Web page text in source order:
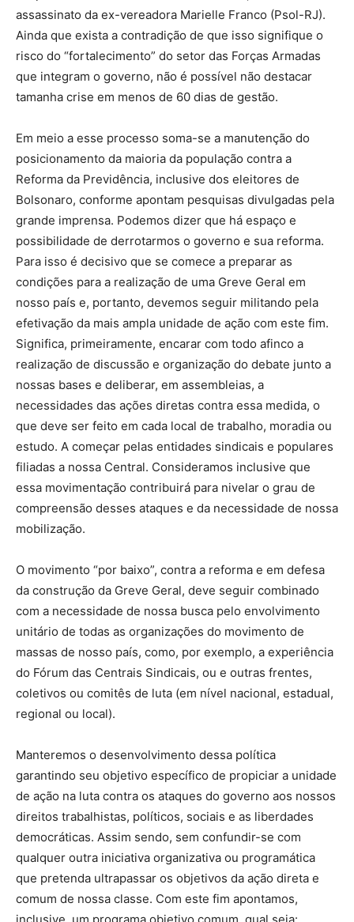
assassinato da ex-vereadora Marielle Franco (Psol-RJ).
Ainda que exista a contradição de que isso signifique o
risco do “fortalecimento” do setor das Forças Armadas
que integram o governo, não é possível não destacar
tamanha crise em menos de 60 dias de gestão.
Em meio a esse processo soma-se a manutenção do
posicionamento da maioria da população contra a
Reforma da Previdência, inclusive dos eleitores de
Bolsonaro, conforme apontam pesquisas divulgadas pela
grande imprensa. Podemos dizer que há espaço e
possibilidade de derrotarmos o governo e sua reforma.
Para isso é decisivo que se comece a preparar as
condições para a realização de uma Greve Geral em
nosso país e, portanto, devemos seguir militando pela
efetivação da mais ampla unidade de ação com este fim.
Significa, primeiramente, encarar com todo afinco a
realização de discussão e organização do debate junto a
nossas bases e deliberar, em assembleias, a
necessidades das ações diretas contra essa medida, o
que deve ser feito em cada local de trabalho, moradia ou
estudo. A começar pelas entidades sindicais e populares
filiadas a nossa Central. Consideramos inclusive que
essa movimentação contribuirá para nivelar o grau de
compreensão desses ataques e da necessidade de nossa
mobilização.
O movimento “por baixo”, contra a reforma e em defesa
da construção da Greve Geral, deve seguir combinado
com a necessidade de nossa busca pelo envolvimento
unitário de todas as organizações do movimento de
massas de nosso país, como, por exemplo, a experiência
do Fórum das Centrais Sindicais, ou e outras frentes,
coletivos ou comitês de luta (em nível nacional, estadual,
regional ou local).
Manteremos o desenvolvimento dessa política
garantindo seu objetivo específico de propiciar a unidade
de ação na luta contra os ataques do governo aos nossos
direitos trabalhistas, políticos, sociais e as liberdades
democráticas. Assim sendo, sem confundir-se com
qualquer outra iniciativa organizativa ou programática
que pretenda ultrapassar os objetivos da ação direta e
comum de nossa classe. Com este fim apontamos,